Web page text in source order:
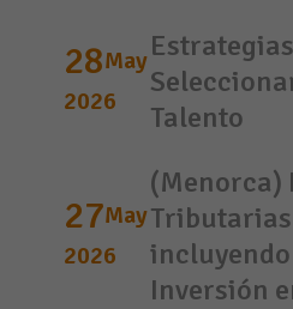
28May
2026
Talento
27May
2026
(Menorca)
incluyendo
Inversión